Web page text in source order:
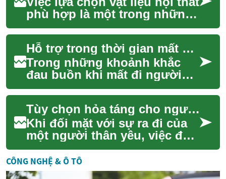
phù hợp là một trong những
quyết định quan trọng nhất
khi thiết kế hoặc cải tạo bất
k...
Hỗ trợ trong thời gian mất mát
Trong những khoảnh khắc
đau buồn khi mất đi người
thân yêu, việc đưa ra các
quyết định về nghi thức cuối
đời có thể l...
Tùy chọn hỏa táng cho người thân
Khi đối mặt với sự ra đi của
một người thân yêu, việc đưa
ra các quyết định về an táng
có thể là một thử thách đầy
cả...
CÔNG NGHỆ & Ô TÔ